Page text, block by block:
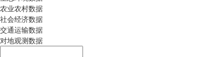
农业农村数据
社会经济数据
交通运输数据
对地观测数据